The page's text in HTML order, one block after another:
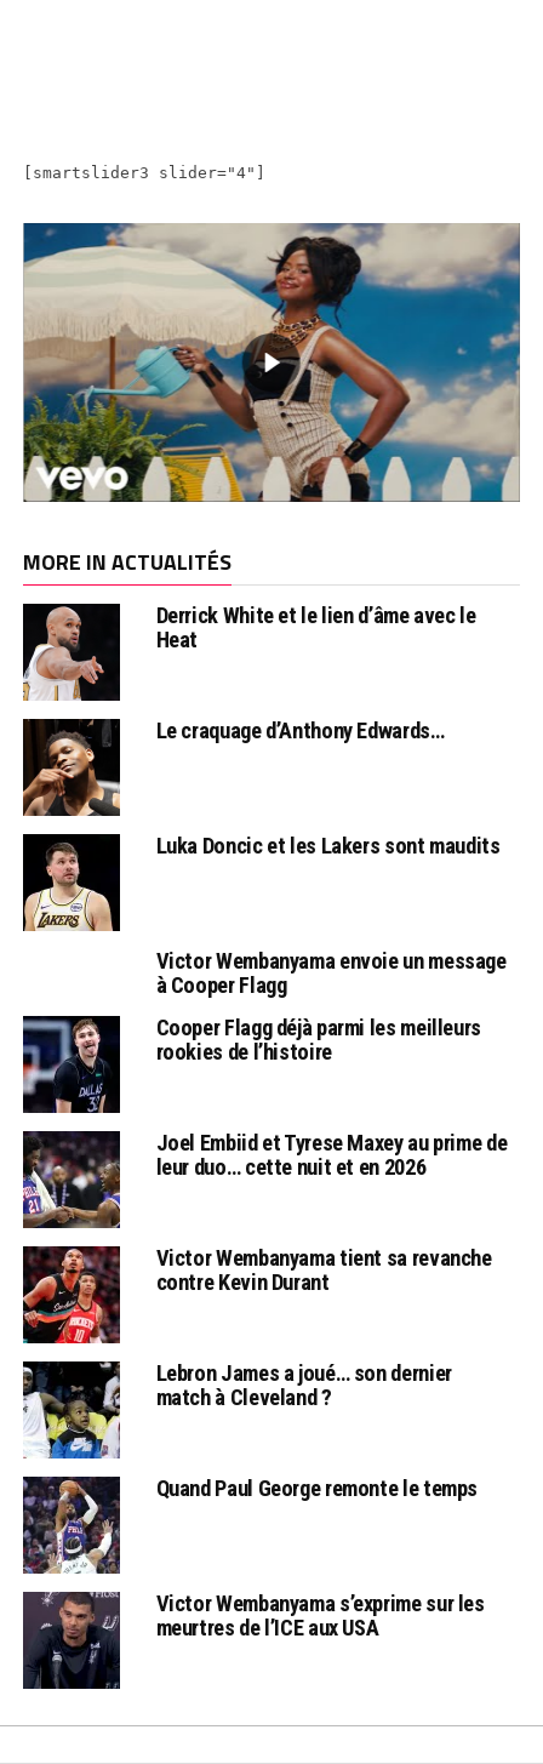
[smartslider3 slider="4"]
MORE IN ACTUALITÉS
Derrick White et le lien d’âme avec le
Heat
Le craquage d’Anthony Edwards…
Luka Doncic et les Lakers sont maudits
Victor Wembanyama envoie un message
à Cooper Flagg
Cooper Flagg déjà parmi les meilleurs
rookies de l’histoire
Joel Embiid et Tyrese Maxey au prime de
leur duo… cette nuit et en 2026
Victor Wembanyama tient sa revanche
contre Kevin Durant
Lebron James a joué… son dernier
match à Cleveland ?
Quand Paul George remonte le temps
Victor Wembanyama s’exprime sur les
meurtres de l’ICE aux USA